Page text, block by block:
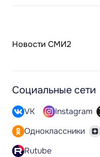
Новости СМИ2
Социальные сети
VK Instagram
Одноклассники
Rutube